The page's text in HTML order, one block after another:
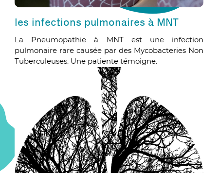
les infections pulmonaires à MNT
La Pneumopathie à MNT est une infection
pulmonaire rare causée par des Mycobacteries Non
Tuberculeuses. Une patiente témoigne.